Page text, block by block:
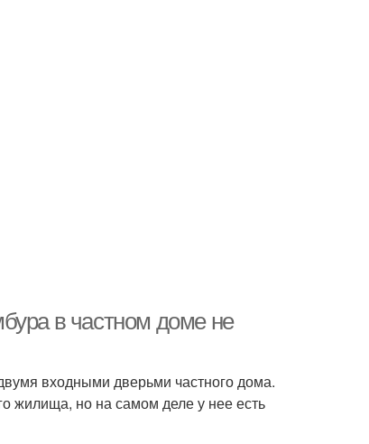
в частном доме не
входными дверьми частного дома.
жилища, но на самом деле у нее есть